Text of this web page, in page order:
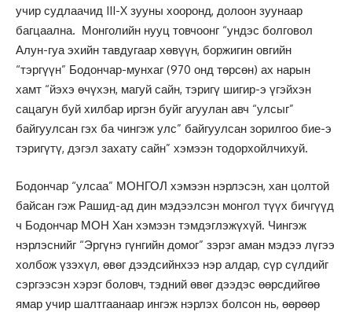
учир судлаачид III-X зууны хооронд, долоон зуунаар
багцаална. Монголийн нууц товчоонг “ундэс болговол
Алун-гуа эхийн тавдугаар хөвүүн, боржигин овгийн
“тэргүүн” Бодончар-мунхаг (970 онд төрсөн) ах нарын
хамт “йэхэ өчүхэн, магуй сайн, тэригү шигир-э үгэйхэн
сацагун буй хилбар иргэн буйг агуулан авч “улсыг”
байгуулсан гэх ба чингэж улс” байгуулсан зорилгоо бие-э
тэригүтү, дэгэл захату сайн” хэмээн тодорхойлчихуй.
Бодончар “улсаа” МОНГОЛ хэмээн нэрлэсэн, хан цолтой
байсан гэж Рашид-ад дин мэдээлсэн монгол түүх бичгүүд
ч Бодончар МОН Хан хэмээн тэмдэглэжүхүй. Чингэж
нэрлэснийг “Эргүнэ гүнгийн домог” зэрэг аман мэдээ лүгээ
холбож үзэхүл, өвөг дээдсийнхээ нэр алдар, сүр сүлдийг
сэргээсэн хэрэг боловч, тэдний өвөг дээдэс өөрсдийгөө
ямар учир шалтгаанаар ингэж нэрлэх болсон нь, өөрөөр